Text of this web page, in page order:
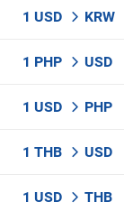
1 USD KRW
1 PHP USD
1 USD PHP
1 THB USD
1 USD THB